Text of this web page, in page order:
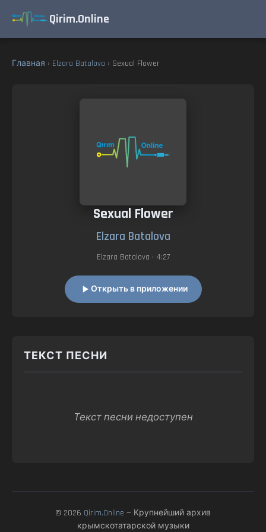
Qirim.Online
Главная › Elzara Batalova › Sexual Flower
Sexual Flower
Elzara Batalova
Elzara Batalova • 4:27
Открыть в приложении
ТЕКСТ ПЕСНИ
Текст песни недоступен
© 2026 Qirim.Online — Крупнейший архив
крымскотатарской музыки